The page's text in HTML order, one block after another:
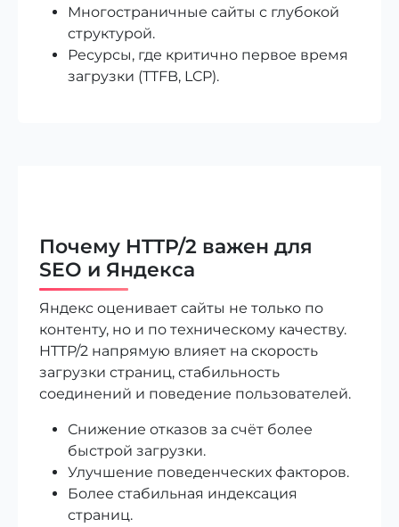
Многостраничные сайты с глубокой
структурой.
Ресурсы, где критично первое время
загрузки (TTFB, LCP).
Почему HTTP/2 важен для
SEO и Яндекса
Яндекс оценивает сайты не только по
контенту, но и по техническому качеству.
HTTP/2 напрямую влияет на скорость
загрузки страниц, стабильность
соединений и поведение пользователей.
Снижение отказов за счёт более
быстрой загрузки.
Улучшение поведенческих факторов.
Более стабильная индексация
страниц.